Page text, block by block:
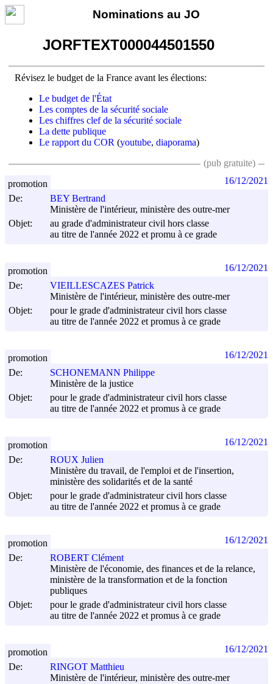
Nominations au JO
JORFTEXT000044501550
Révisez le budget de la France avant les élections:
Le budget de l'État
Les comptes de la sécurité sociale
Les chiffres clef de la sécurité sociale
La dette publique
Le rapport du COR (youtube, diaporama)
(pub gratuite)
De:
BEY Bertrand
Ministère de l'intérieur, ministère des outre-mer
Objet:
au grade d'administrateur civil hors classe
au titre de l'année 2022 et promu à ce grade
promotion 16/12/2021
De:
VIEILLESCAZES Patrick
Ministère de l'intérieur, ministère des outre-mer
Objet:
pour le grade d'administrateur civil hors classe
au titre de l'année 2022 et promus à ce grade
promotion 16/12/2021
De:
SCHONEMANN Philippe
Ministère de la justice
Objet:
pour le grade d'administrateur civil hors classe
au titre de l'année 2022 et promus à ce grade
promotion 16/12/2021
De:
ROUX Julien
Ministère du travail, de l'emploi et de l'insertion,
ministère des solidarités et de la santé
Objet:
pour le grade d'administrateur civil hors classe
au titre de l'année 2022 et promus à ce grade
promotion 16/12/2021
De:
ROBERT Clément
Ministère de l'économie, des finances et de la relance,
ministère de la transformation et de la fonction
publiques
Objet:
pour le grade d'administrateur civil hors classe
au titre de l'année 2022 et promus à ce grade
promotion 16/12/2021
De:
RINGOT Matthieu
Ministère de l'intérieur, ministère des outre-mer
promotion 16/12/2021